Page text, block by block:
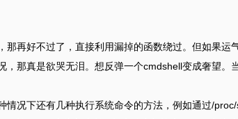
那再好不过了，直接利用漏掉的函数绕过。但如果运
，那真是欲哭无泪。想反弹一个cmdshell变成奢望。
情况下还有几种执行系统命令的方法，例如通过/